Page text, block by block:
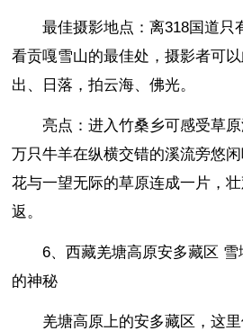
最佳摄影地点：离318国道只
看贡嘎雪山的最佳处，摄影者可
出、日落，拍云海、佛光。
亮点：进入竹桑乡可感受草
万只牛羊在纵横交错的溪流旁悠
花与一望无际的草原连成一片，
返。
6、西藏羌塘高原安多藏区
的神秘
羌塘高原上的安多藏区，这